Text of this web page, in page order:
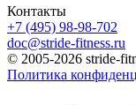
Контакты
+7 (495) 98-98-702
doc@stride-fitness.ru
© 2005-2026 stride-
Политика